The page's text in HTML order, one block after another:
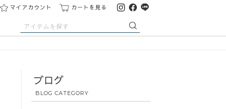
マイアカウント カートを見る
ブログ
BLOG CATEGORY